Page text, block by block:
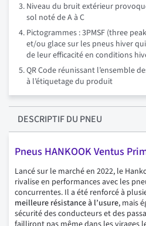
Niveau du bruit extérieur
sol noté de A à C
Pictogrammes : 3PMSF (three
et/ou glace sur les pneus hiver
de leur efficacité en conditions
QR Code réunissant l’ensemble
à l’étiquetage du produit
DESCRIPTIFDU PNEU
Pneus HANKOOK Ventus
Lancé sur le marché en 2022, le
rivalise en performances avec les
concurrentes. Il a été renforcé à
meilleure résistance à l’usure, mais
sécurité des conducteurs et des